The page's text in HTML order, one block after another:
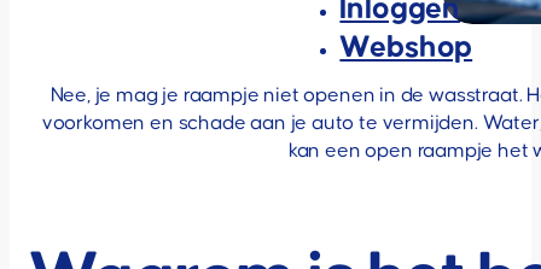
Inloggen
Webshop
Nee, je mag je raampje niet openen in de wasstraat.
voorkomen en schade aan je auto te vermijden.
kan een open raampje het